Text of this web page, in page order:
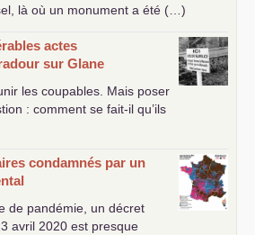
là où un monument a été (…)
actes
sur Glane
les coupables. Mais poser
: comment se fait-il qu’ils
condamnés par un
de pandémie, un décret
avril 2020 est presque